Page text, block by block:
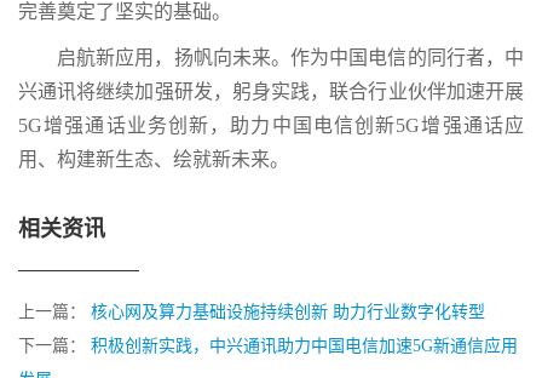
完善奠定了坚实的基础。
启航新应用，扬帆向未来。作为中国电信的同行者，中
兴通讯将继续加强研发，躬身实践，联合行业伙伴加速开展
5G增强通话业务创新，助力中国电信创新5G增强通话应
用、构建新生态、绘就新未来。
相关资讯
上一篇： 核心网及算力基础设施持续创新 助力行业数字化转型
下一篇： 积极创新实践，中兴通讯助力中国电信加速5G新通信应用